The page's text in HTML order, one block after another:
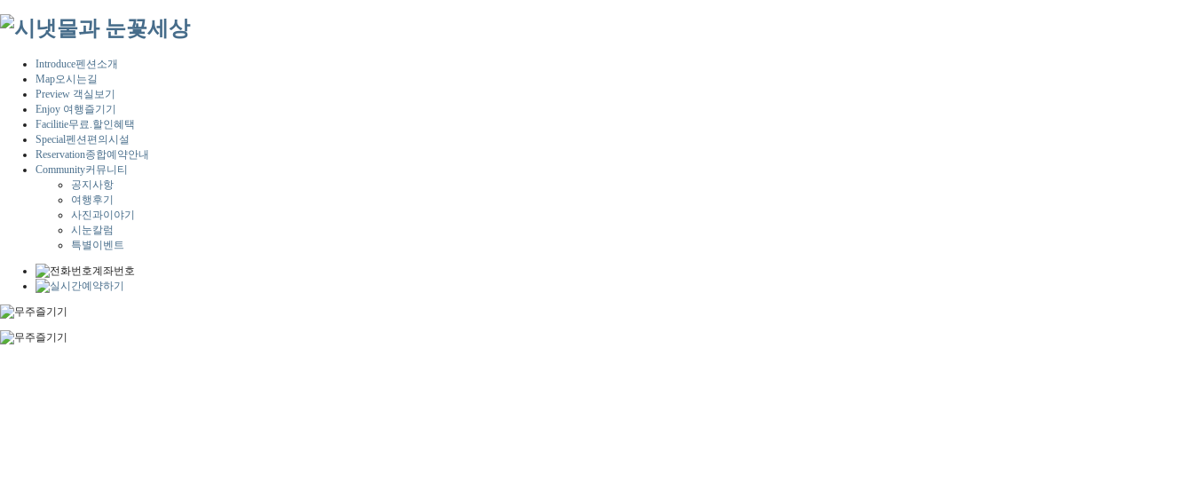
Introduce펜션소개
Map오시는길
Preview 객실보기
Enjoy 여행즐기기
Facilitie무료.할인혜택
Special펜션편의시설
Reservation종합예약안내
Community커뮤니티
공지사항
여행후기
사진과이야기
시눈칼럼
특별이벤트